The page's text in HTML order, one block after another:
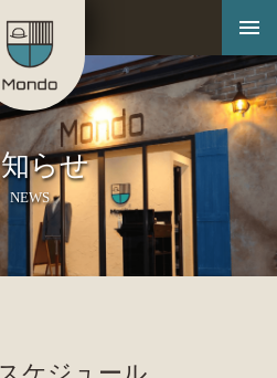
らせ
NEWS